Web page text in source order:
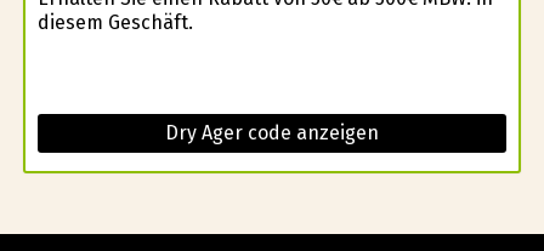
diesem Geschäft.
Dry Ager code anzeigen